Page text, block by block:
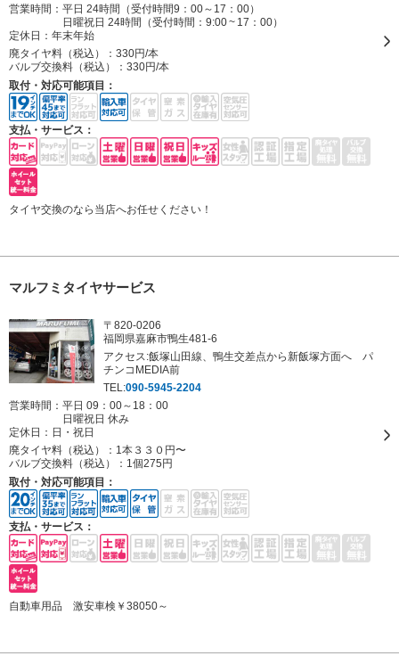
営業時間：平日 24時間（受付時間9：00～17：00）
日曜祝日 24時間（受付時間：9:00 ~ 17：00）
定休日： 年末年始
廃タイヤ料（税込）： 330円/本
バルブ交換料（税込）： 330円/本
取付・対応可能項目：
支払・サービス：
タイヤ交換のなら当店へお任せください！
マルフミタイヤサービス
〒820-0206
福岡県嘉麻市鴨生481-6
アクセス:飯塚山田線、鴨生交差点から新飯塚方面へ パ
チンコMEDIA前
TEL:090-5945-2204
営業時間：平日 09：00～18：00
日曜祝日 休み
定休日： 日・祝日
廃タイヤ料（税込）： 1本３３０円〜
バルブ交換料（税込）： 1個275円
取付・対応可能項目：
支払・サービス：
自動車用品 激安車検￥38050～